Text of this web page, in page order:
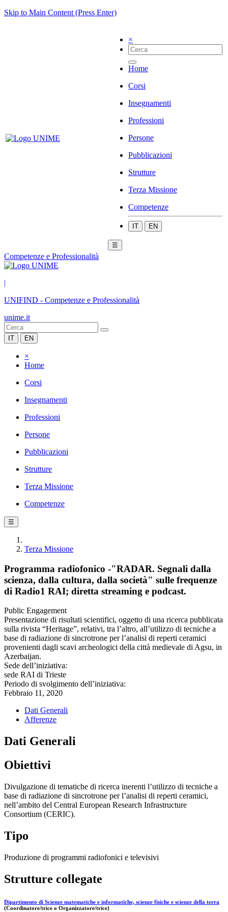
Skip to Main Content (Press Enter)
×
Home
Corsi
Insegnamenti
Professioni
Persone
Pubblicazioni
Strutture
Terza Missione
Competenze
IT EN
☰
Competenze e Professionalità
|
UNIFIND - Competenze e Professionalità
unime.it
IT EN
×
Home
Corsi
Insegnamenti
Professioni
Persone
Pubblicazioni
Strutture
Terza Missione
Competenze
☰
Terza Missione
Programma radiofonico -"RADAR. Segnali dalla
scienza, dalla cultura, dalla società" sulle frequenze
di Radio1 RAI; diretta streaming e podcast.
Public Engagement
Presentazione di risultati scientifici, oggetto di una ricerca pubblicata
sulla rivista “Heritage”, relativi, tra l’altro, all’utilizzo di tecniche a
base di radiazione di sincrotrone per l’analisi di reperti ceramici
provenienti dagli scavi archeologici della città medievale di Agsu, in
Azerbaijan.
Sede dell’iniziativa:
sede RAI di Trieste
Periodo di svolgimento dell’iniziativa:
Febbraio 11, 2020
Dati Generali
Afferenze
Dati Generali
Obiettivi
Divulgazione di tematiche di ricerca inerenti l’utilizzo di tecniche a
base di radiazione di sincrotrone per l’analisi di reperti ceramici,
nell’ambito del Central European Research Infrastructure
Consortium (CERIC).
Tipo
Produzione di programmi radiofonici e televisivi
Strutture collegate
Dipartimento di Scienze matematiche e informatiche, scienze fisiche e scienze della terra
(Coordinatore/trice o Organizzatore/trice)